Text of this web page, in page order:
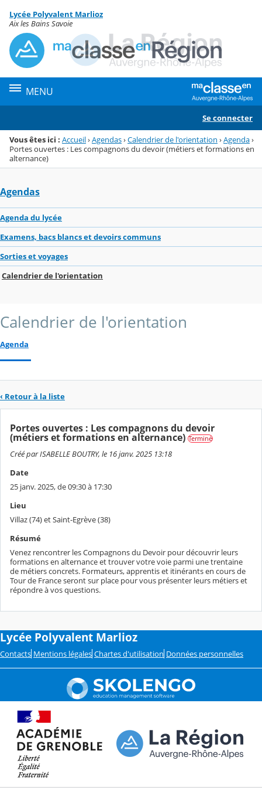
Menu de la rubrique
Contenu
Lycée Polyvalent Marlioz
Aix les Bains Savoie
MENU
Se connecter
Vous êtes ici : Accueil›Agendas›Calendrier de l'orientation ›Agenda›
Portes ouvertes : Les compagnons du devoir (métiers et formations en
alternance)
Agendas
Agenda du lycée
Examens, bacs blancs et devoirs communs
Sorties et voyages
Calendrier de l'orientation
Calendrier de l'orientation
Agenda
‹ Retour à la liste
Portes ouvertes : Les compagnons du devoir
(métiers et formations en alternance) Terminé
Créé par ISABELLE BOUTRY, le 16 janv. 2025 13:18
Date
25 janv. 2025, de 09:30 à 17:30
Lieu
Villaz (74) et Saint-Egrève (38)
Résumé
Venez rencontrer les Compagnons du Devoir pour découvrir leurs
formations en alternance et trouver votre voie parmi une trentaine
de métiers concrets. Formateurs, apprentis et itinérants en cours de
Tour de France seront sur place pour vous présenter leurs métiers et
répondre à vos questions.
Lycée Polyvalent Marlioz
Contacts Mentions légales Chartes d'utilisation Données personnelles